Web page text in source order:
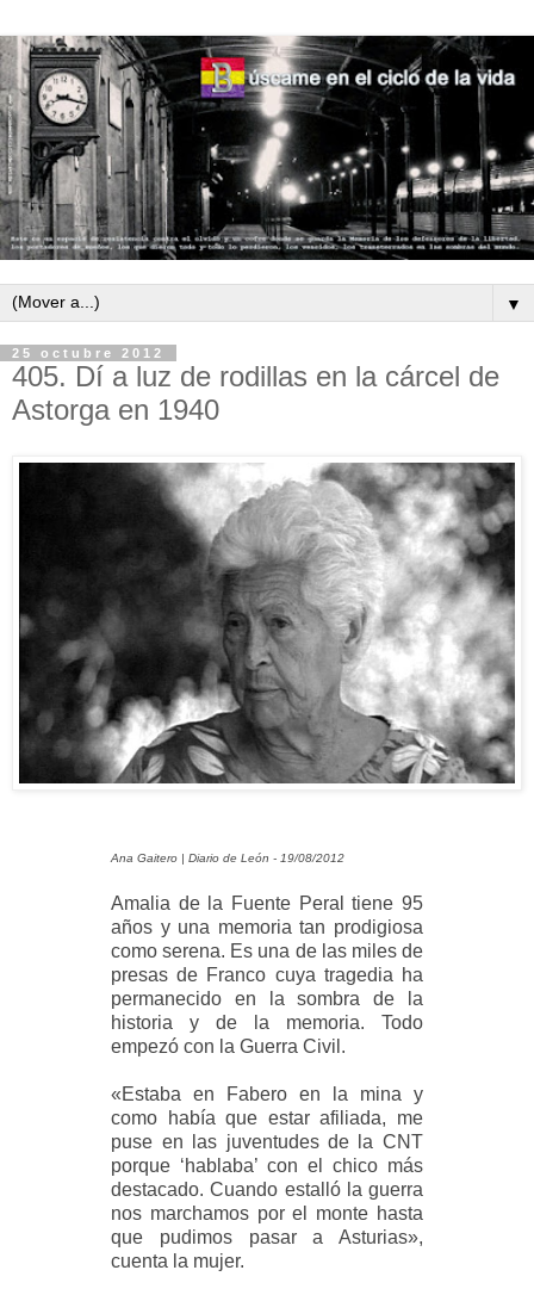
▼
25 octubre 2012
405. Dí a luz de rodillas en la cárcel de
Astorga en 1940
Ana Gaitero | Diario de León - 19/08/2012
Amalia de la Fuente Peral tiene 95
años y una memoria tan prodigiosa
como serena. Es una de las miles de
presas de Franco cuya tragedia ha
permanecido en la sombra de la
historia y de la memoria. Todo
empezó con la Guerra Civil.
«Estaba en Fabero en la mina y
como había que estar afiliada, me
puse en las juventudes de la CNT
porque ‘hablaba’ con el chico más
destacado. Cuando estalló la guerra
nos marchamos por el monte hasta
que pudimos pasar a Asturias»,
cuenta la mujer.